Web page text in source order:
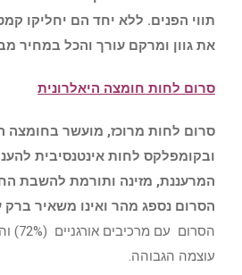
תווי הפנים. ללא יחד הם יחליקו
את גוון ומרקם עורך והכל במחיר
סרום לחות חומצה היאלרונית
סרום לחות מרוכז, מועשר בחומצה
ובקומפלקס לחות אינטנסיבית
המרעננת, מזינה ותורמת להשבת
הסרום נספג מהר ואינו משאיר ברק על
עוצמה הגבוהה.